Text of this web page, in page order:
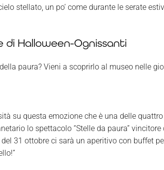
stellato, un po’ come durante le serate
di Halloween-Ognissanti
paura? Vieni a scoprirlo al museo nelle
su questa emozione che è una delle
lo spettacolo “Stelle da paura”
31 ottobre ci sarà un aperitivo con buffet